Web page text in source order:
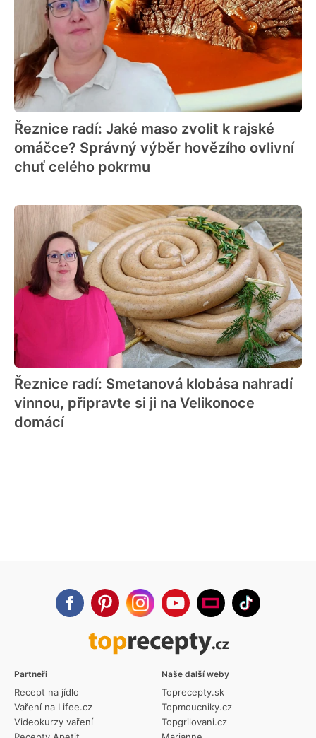
Řeznice radí: Jaké maso zvolit k rajské
omáčce? Správný výběr hovězího ovlivní
chuť celého pokrmu
Řeznice radí: Smetanová klobása nahradí
vinnou, připravte si ji na Velikonoce
domácí
Partneři
Recept na jídlo
Vaření na Lifee.cz
Videokurzy vaření
Naše další weby
Toprecepty.sk
Topmoucniky.cz
Topgrilovani.cz